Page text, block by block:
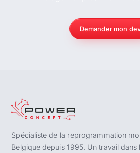
Demander mon
Spécialiste de la reprogrammation
Belgique depuis 1995. Un travail dans